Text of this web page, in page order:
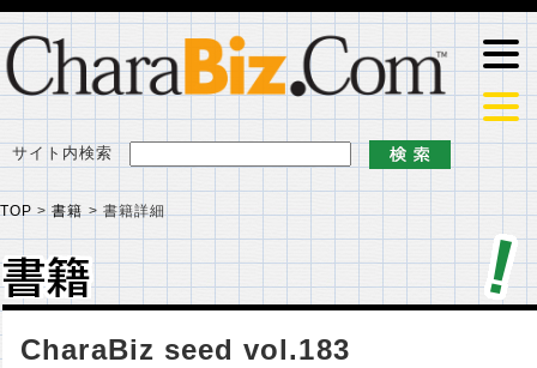
サイト内検索
TOP >書籍 > 書籍詳細
書籍
書籍
CharaBiz seed vol.183